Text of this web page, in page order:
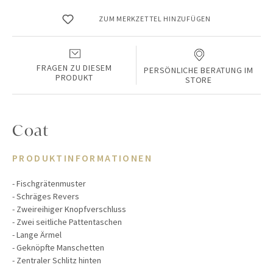
ZUM MERKZETTEL HINZUFÜGEN
FRAGEN ZU DIESEM
PRODUKT
PERSÖNLICHE BERATUNG IM
STORE
Coat
PRODUKTINFORMATIONEN
- Fischgrätenmuster
- Schräges Revers
- Zweireihiger Knopfverschluss
- Zwei seitliche Pattentaschen
- Lange Ärmel
- Geknöpfte Manschetten
- Zentraler Schlitz hinten